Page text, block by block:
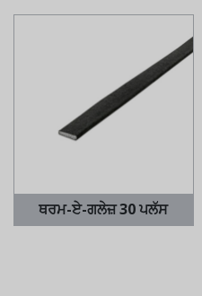
ਥਰਮ-ਏ-ਗਲੇਜ਼ 30 ਪਲੱਸ